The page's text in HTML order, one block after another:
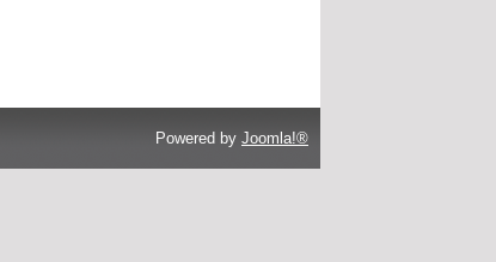
Powered by Joomla!®